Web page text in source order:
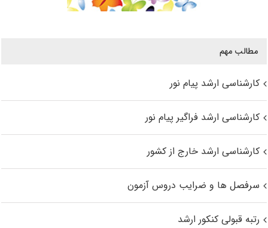
مطالب مهم
کارشناسی ارشد پیام نور
کارشناسی ارشد فراگیر پیام نور
کارشناسی ارشد خارج از کشور
سرفصل ها و ضرایب دروس آزمون
رتبه قبولی کنکور ارشد